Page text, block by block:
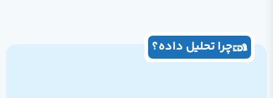
چرا تحلیل داده؟